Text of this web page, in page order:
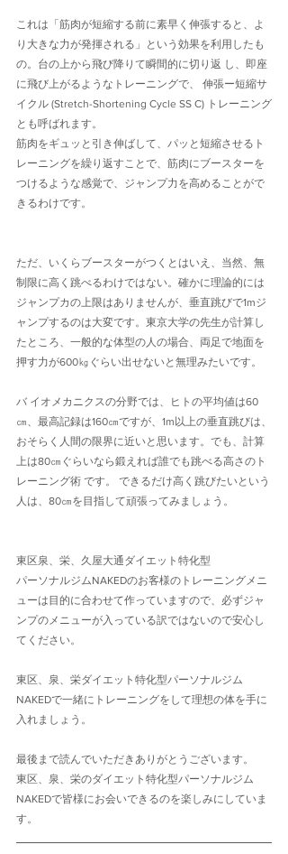
これは「筋肉が短縮する前に素早く伸張すると、よ
り大きな力が発揮される」という効果を利用したも
の。台の上から飛び降りて瞬間的に切り返 し、即座
に飛び上がるようなトレーニングで、 伸張ー短縮サ
イクル (Stretch-Shortening Cycle SS C) トレーニング
とも呼ばれます。
筋肉をギュッと引き伸ばして、パッと短縮させるト
レーニングを繰り返すことで、筋肉にブースターを
つけるような感覚で、ジャンプ力を高めることがで
きるわけです。
ただ、いくらブースターがつくとはいえ、当然、無
制限に高く跳べるわけではない。確かに理論的には
ジャンプカの上限はありませんが、垂直跳びで1mジ
ャンプするのは大変です。東京大学の先生が計算し
たところ、一般的な体型の人の場合、両足で地面を
押す力が600㎏ぐらい出せないと無理みたいです。
バ イオメカニクスの分野では、ヒトの平均値は60
㎝、最高記録は160㎝ですが、1m以上の垂直跳びは、
おそらく人間の限界に近いと思います。でも、計算
上は80㎝ぐらいなら鍛えれば誰でも跳べる高さのト
レーニング術 です。 できるだけ高く跳びたいという
人は、80㎝を目指して頑張ってみましょう。
東区泉、栄、久屋大通ダイエット特化型
パーソナルジムNAKEDのお客様のトレーニングメニ
ューは目的に合わせて作っていますので、必ずジャ
ンプのメニューが入っている訳ではないので安心し
てください。
東区、泉、栄ダイエット特化型パーソナルジム
NAKEDで一緒にトレーニングをして理想の体を手に
入れましょう。
最後まで読んでいただきありがとうございます。
東区、泉、栄のダイエット特化型パーソナルジム
NAKEDで皆様にお会いできるのを楽しみにしていま
す。